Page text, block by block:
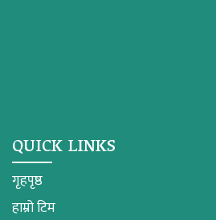
QUICK LINKS
गृहपृष्ठ
हाम्रो टिम